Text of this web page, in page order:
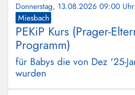
Donnerstag, 13.08.2026 09:00
Miesbach
PEKiP Kurs (Prager-
Programm)
für Babys die von Dez '25-
wurden